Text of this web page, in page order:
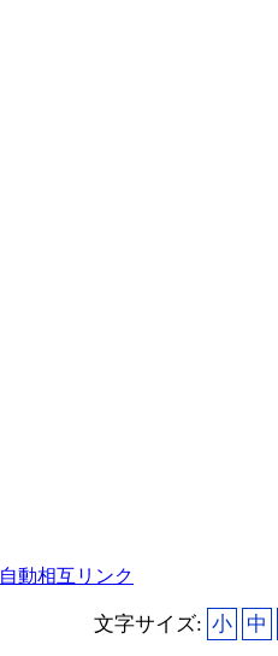
自動相互リンク
文字サイズ: 小 中